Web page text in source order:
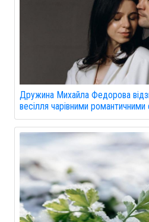
Дружина Михайла Федорова
весілля чарівними романтичними